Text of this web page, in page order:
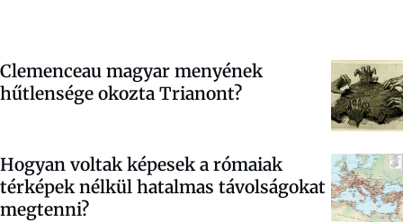
Clemenceau magyar menyének
hűtlensége okozta Trianont?
Hogyan voltak képesek a rómaiak
térképek nélkül hatalmas távolságokat
megtenni?